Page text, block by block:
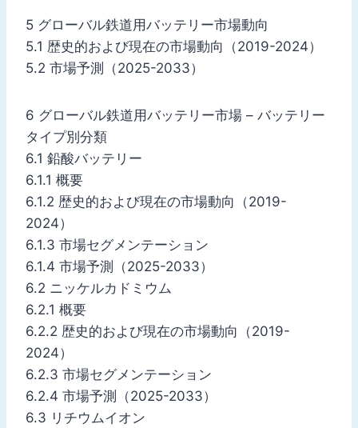
5 グローバル鉄道用バッテリー市場動向
5.1 歴史的および現在の市場動向（2019-2024）
5.2 市場予測（2025-2033）
6 グローバル鉄道用バッテリー市場 – バッテリー
タイプ別分類
6.1 鉛酸バッテリー
6.1.1 概要
6.1.2 歴史的および現在の市場動向（2019-
2024）
6.1.3 市場セグメンテーション
6.1.4 市場予測（2025-2033）
6.2 ニッケルカドミウム
6.2.1 概要
6.2.2 歴史的および現在の市場動向（2019-
2024）
6.2.3 市場セグメンテーション
6.2.4 市場予測（2025-2033）
6.3 リチウムイオン